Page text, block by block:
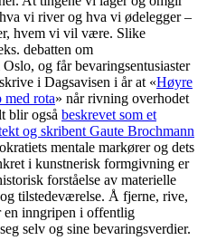
vi river og hva vi ødelegger –
hvem vi vil være. Slike
debatten om
og får bevaringsentusiaster
i Dagsavisen i år at «Høyre
med rota» når rivning overhodet
blir også beskrevet som et
og skribent Gaute Brochmann
mentale markører og dets
i kunstnerisk formgivning er
forståelse av materielle
tilstedeværelse. Å fjerne, rive,
en inngripen i offentlig
selv og sine bevaringsverdier.